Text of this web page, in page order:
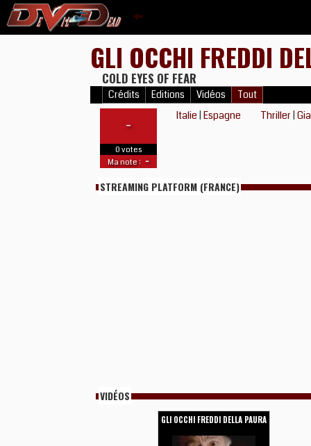
GLI OCCHI FREDDI
COLD EYES OF FEAR
Crédits Editions Vidéos Tout
-
0 votes
Ma note : -
Italie |Espagne Thriller |
STREAMING PLATFORM (FRANCE)
VIDÉOS
GLI OCCHI FREDDI DELLA PAURA